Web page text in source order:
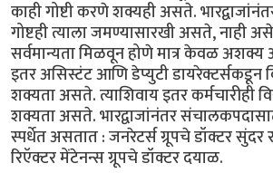
काही गोष्टी करणे शक्यही असते.
गोष्टही त्याला जमण्यासारखी असते, नाही
सर्वमान्यता मिळवून होणे मात्र केवळ
इतर असिस्टंट आणि डेप्युटी डायरेक्टर्सकडून
शक्यता असते. त्याशिवाय इतर कर्मचारीही
शक्यता असते. भारद्वाजांनंतर
स्पर्धेत असतात : जनरेटर्स ग्रूपचे डॉक्टर सुंदर
रिऍक्टर मेंटेनन्स ग्रूपचे डॉक्टर दयाळ.